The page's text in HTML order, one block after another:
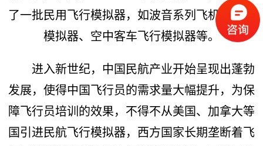
了一批民用飞行模拟器，如波音系列飞机的飞行
模拟器、空中客车飞行模拟器等。
进入新世纪，中国民航产业开始呈现出蓬勃
发展，使得中国飞行员的需求量大幅提升，为保
障飞行员培训的效果，不得不从美国、加拿大等
国引进民航飞行模拟器，西方国家长期垄断着飞